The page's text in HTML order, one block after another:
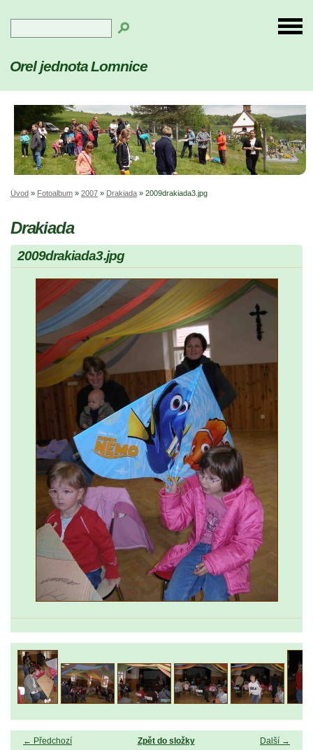
Orel jednota Lomnice
Úvod » Fotoalbum » 2007 » Drakiada » 2009drakiada3.jpg
Drakiada
2009drakiada3.jpg
← Předchozí Další →
Zpět do složky